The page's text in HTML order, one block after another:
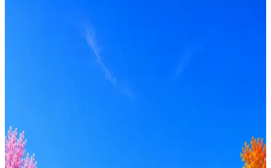
Оффер быстрее с Эйч